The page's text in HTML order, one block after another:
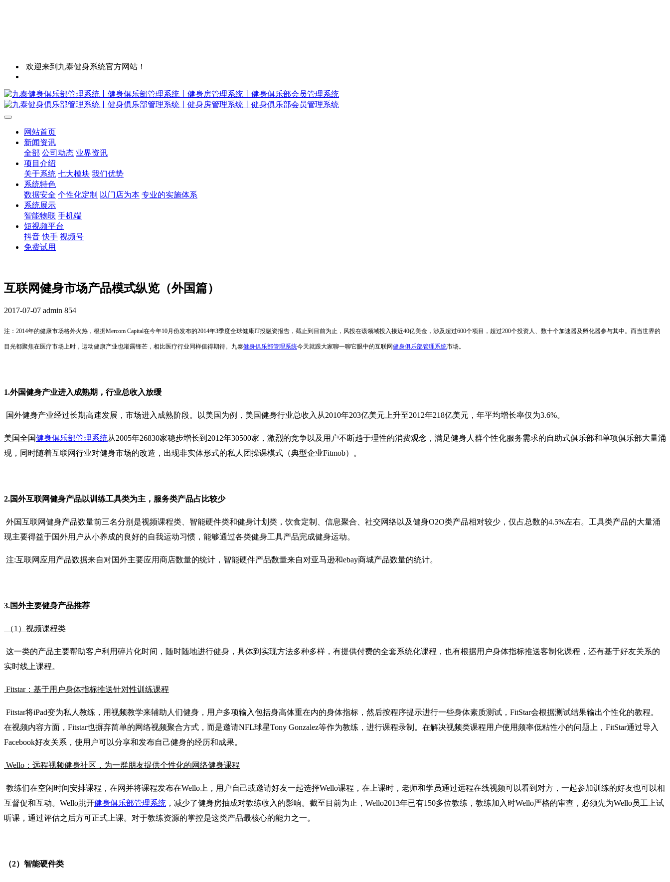
欢迎来到九泰健身系统官方网站！
网站首页
新闻资讯
全部 公司动态 业界资讯
项目介绍
关于系统 七大模块 我们优势
系统特色
数据安全 个性化定制 以门店为本 专业的实施体系
系统展示
智能物联 手机端
短视频平台
抖音 快手 视频号
免费试用
互联网健身市场产品模式纵览（外国篇）
2017-07-07 admin 854
注：2014年的健康市场格外火热，根据Mercom Capital在今年10月份发布的2014年3季度全球健康IT投融资报告，截止到目前为止，风投在该领域投入接近40亿美金，涉及超过600个项目，超过200个投资人、数十个加速器及孵化器参与其中。而当世界的
目光都聚焦在医疗市场上时，运动健康产业也渐露锋芒，相比医疗行业同样值得期待。九泰健身俱乐部管理系统今天就跟大家聊一聊它眼中的互联网健身俱乐部管理系统市场。
1.外国健身产业进入成熟期，行业总收入放缓
国外健身产业经过长期高速发展，市场进入成熟阶段。以美国为例，美国健身行业总收入从2010年203亿美元上升至2012年218亿美元，年平均增长率仅为3.6%。
美国全国健身俱乐部管理系统从2005年26830家稳步增长到2012年30500家，激烈的竞争以及用户不断趋于理性的消费观念，满足健身人群个性化服务需求的自助式俱乐部和单项俱乐部大量涌
现，同时随着互联网行业对健身市场的改造，出现非实体形式的私人团操课模式（典型企业Fitmob）。
2.国外互联网健身产品以训练工具类为主，服务类产品占比较少
外国互联网健身产品数量前三名分别是视频课程类、智能硬件类和健身计划类，饮食定制、信息聚合、社交网络以及健身O2O类产品相对较少，仅占总数的4.5%左右。工具类产品的大量涌
现主要得益于国外用户从小养成的良好的自我运动习惯，能够通过各类健身工具产品完成健身运动。
注:互联网应用产品数据来自对国外主要应用商店数量的统计，智能硬件产品数量来自对亚马逊和ebay商城产品数量的统计。
3.国外主要健身产品推荐
（1）视频课程类
这一类的产品主要帮助客户利用碎片化时间，随时随地进行健身，具体到实现方法多种多样，有提供付费的全套系统化课程，也有根据用户身体指标推送客制化课程，还有基于好友关系的
实时线上课程。
Fitstar：基于用户身体指标推送针对性训练课程
Fitstar将iPad变为私人教练，用视频教学来辅助人们健身，用户多项输入包括身高体重在内的身体指标，然后按程序提示进行一些身体素质测试，FitStar会根据测试结果输出个性化的教程。
在视频内容方面，Fitstar也摒弃简单的网络视频聚合方式，而是邀请NFL球星Tony Gonzalez等作为教练，进行课程录制。在解决视频类课程用户使用频率低粘性小的问题上，FitStar通过导入
Facebook好友关系，使用户可以分享和发布自己健身的经历和成果。
Wello：远程视频健身社区，为一群朋友提供个性化的网络健身课程
教练们在空闲时间安排课程，在网并将课程发布在Wello上，用户自己或邀请好友一起选择Wello课程，在上课时，老师和学员通过远程在线视频可以看到对方，一起参加训练的好友也可以相
互督促和互动。Wello跳开健身俱乐部管理系统 ，减少了健身房抽成对教练收入的影响。截至目前为止，Wello2013年已有150多位教练，教练加入时Wello严格的审查，必须先为Wello员工上试
听课，通过评估之后方可正式上课。对于教练资源的掌控是这类产品最核心的能力之一。
（2）智能硬件类